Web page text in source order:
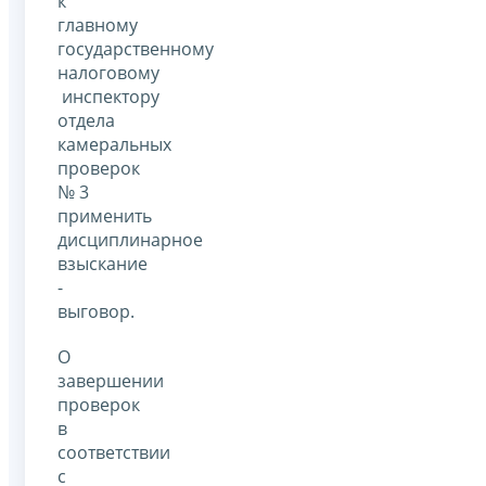
главному
государственному
налоговому
инспектору
отдела
камеральных
проверок
№ 3
применить
дисциплинарное
взыскание
-
выговор.
О
завершении
проверок
в
соответствии
с